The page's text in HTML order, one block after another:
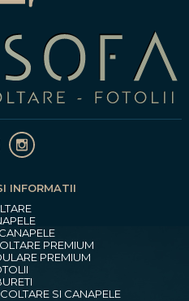
INFORMATII
PREMIUM
PREMIUM
SI CANAPELE